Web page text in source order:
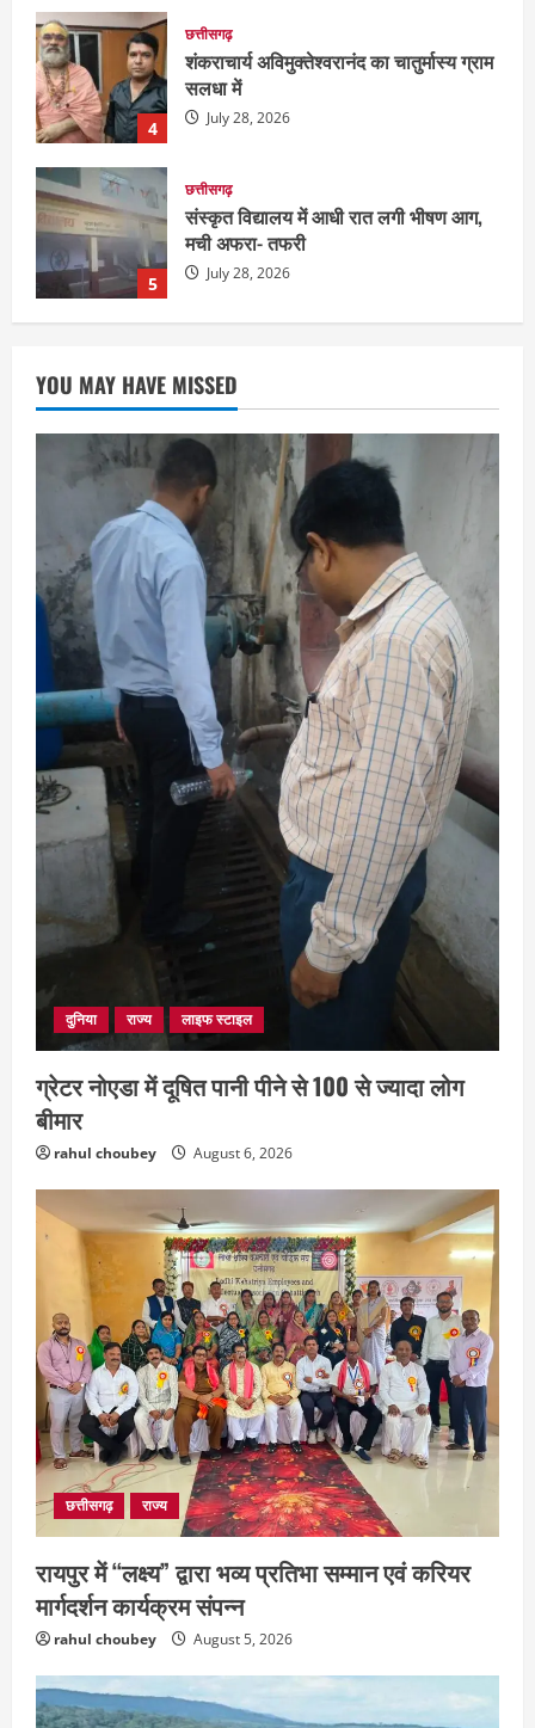
5
छत्तीसगढ़
संस्कृत विद्यालय में आधी रात लगी भीषण आग,
मची अफरा- तफरी
July 28, 2026
1
दुनिया राज्य
ग्रेटर नोएडा में दूषित पानी पीने से 100 से ज्यादा
लोग बीमार
August 6, 2026
2
रायपुर में “लक्ष्य” द्वारा भव्य प्रतिभा सम्मान एवं
करियर मार्गदर्शन कार्यक्रम संपन्न
3
छत्तीसगढ़ राज्य लाइफ स्टाइल
भोरमदेव कॉरिडोर को मिलेगी रफ्तार, लालपुर–
सरोधा मार्ग के चौड़ीकरण का इंतजार
August 5, 2026
छत्तीसगढ़
शंकराचार्य अविमुक्तेश्वरानंद का चातुर्मास्य ग्राम
सलधा में
July 28, 2026
YOU MAY HAVE MISSED
दुनिया राज्य लाइफ स्टाइल
ग्रेटर नोएडा में दूषित पानी पीने से 100 से ज्यादा लोग
बीमार
rahul choubey August 6, 2026
छत्तीसगढ़ राज्य
रायपुर में “लक्ष्य” द्वारा भव्य प्रतिभा सम्मान एवं करियर
मार्गदर्शन कार्यक्रम संपन्न
rahul choubey August 5, 2026